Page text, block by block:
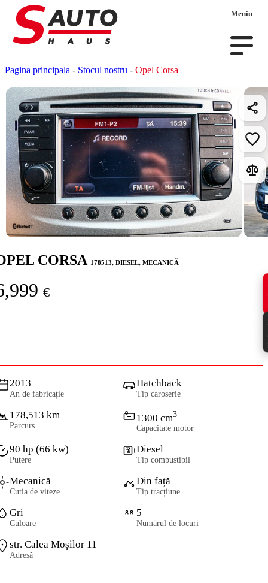
Meniu
Pagina principala - Stocul nostru - Opel Corsa
CORSA 178513, DIESEL, MECANICĂ
€
2013
An de fabricație
Hatchback
Tip caroserie
178,513 km
Parcurs
1300 cm3
Capacitate motor
90 hp (66 kw)
Putere
Diesel
Tip combustibil
Mecanică
Cutia de viteze
Din față
Tip tracțiune
Gri
Culoare
5
Numărul de locuri
str. Calea Moşilor 11
Adresă